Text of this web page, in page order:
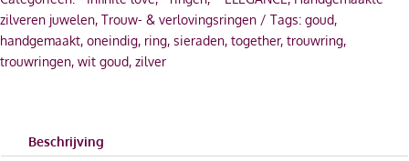
zilveren juwelen, Trouw- & verlovingsringen Tags: goud,
handgemaakt, oneindig, ring, sieraden, together, trouwring,
trouwringen, wit goud, zilver
Beschrijving